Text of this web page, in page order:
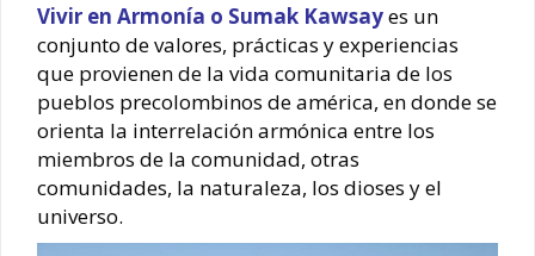
Vivir en Armonía o Sumak Kawsayes un
conjunto de valores, prácticas y experiencias
que provienen de la vida comunitaria de los
pueblos precolombinos de américa, en donde se
orienta la interrelación armónica entre los
miembros de la comunidad, otras
comunidades, la naturaleza, los dioses y el
universo.